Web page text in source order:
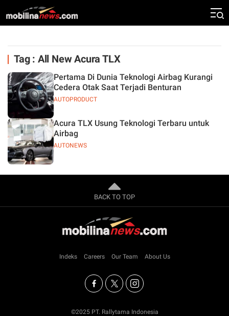
Tag : All New Acura TLX
AUTOPRODUCT
Pertama Di Dunia Teknologi Airbag Kurangi
Cedera Otak Saat Terjadi Benturan
AUTONEWS
Acura TLX Usung Teknologi Terbaru untuk
Airbag
BACK TO TOP
Indeks Careers Our Team About Us
©2025 PT. Rallytama Indonesia